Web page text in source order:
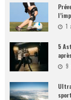
1
5
9
sport